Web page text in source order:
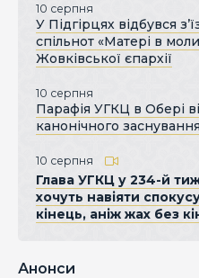
10 серпня
У Підгірцях відбувся
спільнот «Матері в
Жовківської єпархії
10 серпня
Парафія УГКЦ в Обері
канонічного заснування
10 серпня
Глава УГКЦ у 234-й
хочуть навіяти
кінець, аніж жах без
Анонси